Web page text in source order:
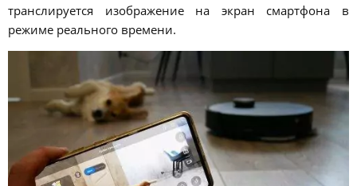
транслируется изображение на экран смартфона в
режиме реального времени.